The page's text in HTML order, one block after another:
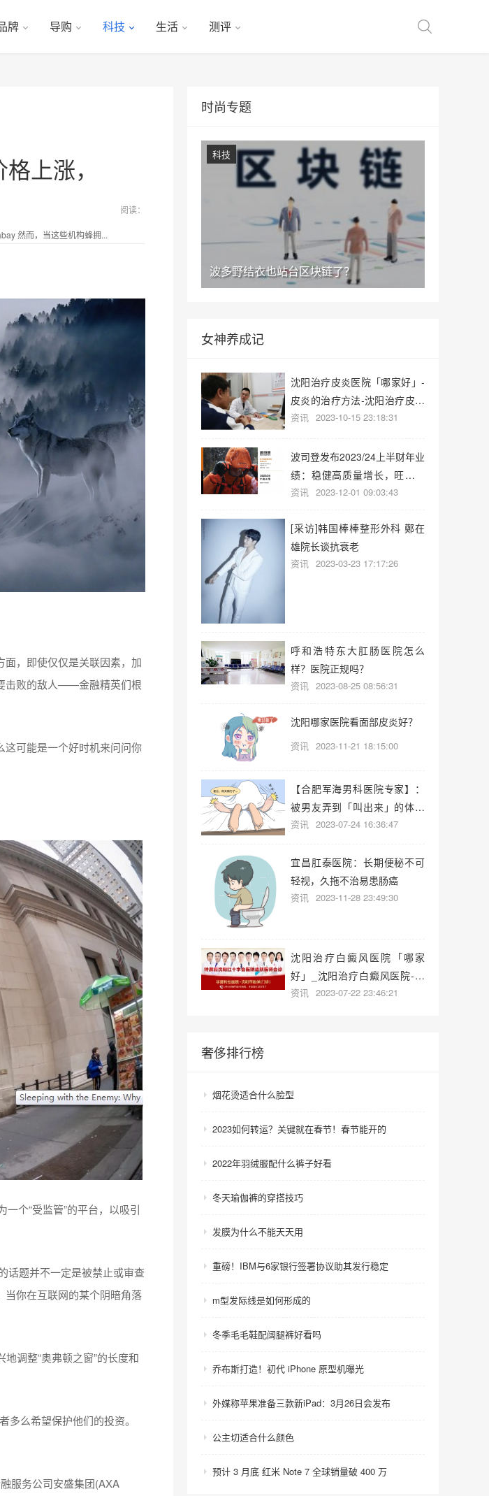
牌 导购 科技 生活 测评
上涨，
阅读：
然而，当这些机构蜂拥...
，即使仅仅是关联因素，加
击败的敌人——金融精英们根
这可能是一个好时机来问问你
个“受监管”的平台，以吸引
话题并不一定是被禁止或审查
当你在互联网的某个阴暗角落
调整“奥弗顿之窗”的长度和
么希望保护他们的投资。
服务公司安盛集团(AXA
时尚专题
波多野结衣也站台区块链了？
科技
女神养成记
沈阳治疗皮炎医院「哪家好」-
皮炎的治疗方法-沈阳治疗皮炎
医院
资讯 2023-10-15 23:18:31
波司登发布2023/24上半财年业
绩：稳健高质量增长，旺季业
绩可期
资讯 2023-12-01 09:03:43
[采访]韩国棒棒整形外科 鄭在
雄院长谈抗衰老
资讯 2023-03-23 17:17:26
呼和浩特东大肛肠医院怎么
样？医院正规吗？
资讯 2023-08-25 08:56:31
沈阳哪家医院看面部皮炎好？
资讯 2023-11-21 18:15:00
【合肥军海男科医院专家】：
被男友弄到「叫出来」的体验
有多爽？
资讯 2023-07-24 16:36:47
宜昌肛泰医院：长期便秘不可
轻视，久拖不治易患肠癌
资讯 2023-11-28 23:49:30
沈阳治疗白癜风医院「哪家
好」_沈阳治疗白癜风医院-沈
阳白癜风专科医院哪家好？
资讯 2023-07-22 23:46:21
奢侈排行榜
烟花烫适合什么脸型
2023如何转运？关键就在春节！春节能开的
2022年羽绒服配什么裤子好看
冬天瑜伽裤的穿搭技巧
发膜为什么不能天天用
重磅！IBM与6家银行签署协议助其发行稳定
m型发际线是如何形成的
冬季毛毛鞋配阔腿裤好看吗
乔布斯打造！初代 iPhone 原型机曝光
外媒称苹果准备三款新iPad：3月26日会发布
公主切适合什么颜色
预计 3 月底 红米 Note 7 全球销量破 400 万